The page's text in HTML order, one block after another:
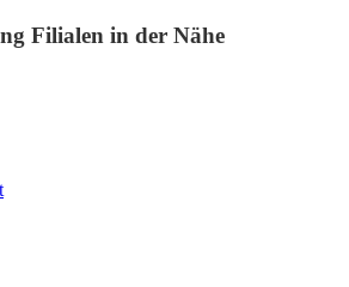
Filialen in der Nähe